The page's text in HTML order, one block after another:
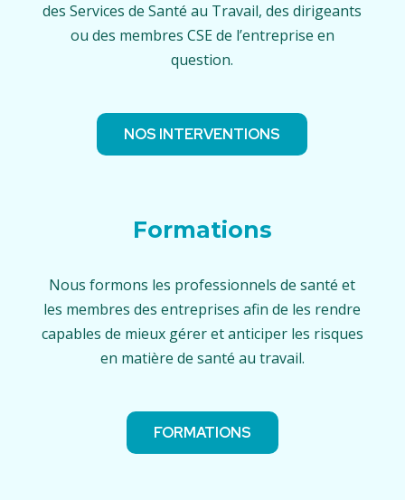
des Services de Santé au Travail, des dirigeants
ou des membres CSE de l’entreprise en
question.
NOS INTERVENTIONS
Formations
Nous formons les professionnels de santé et
les membres des entreprises afin de les rendre
capables de mieux gérer et anticiper les risques
en matière de santé au travail.
FORMATIONS